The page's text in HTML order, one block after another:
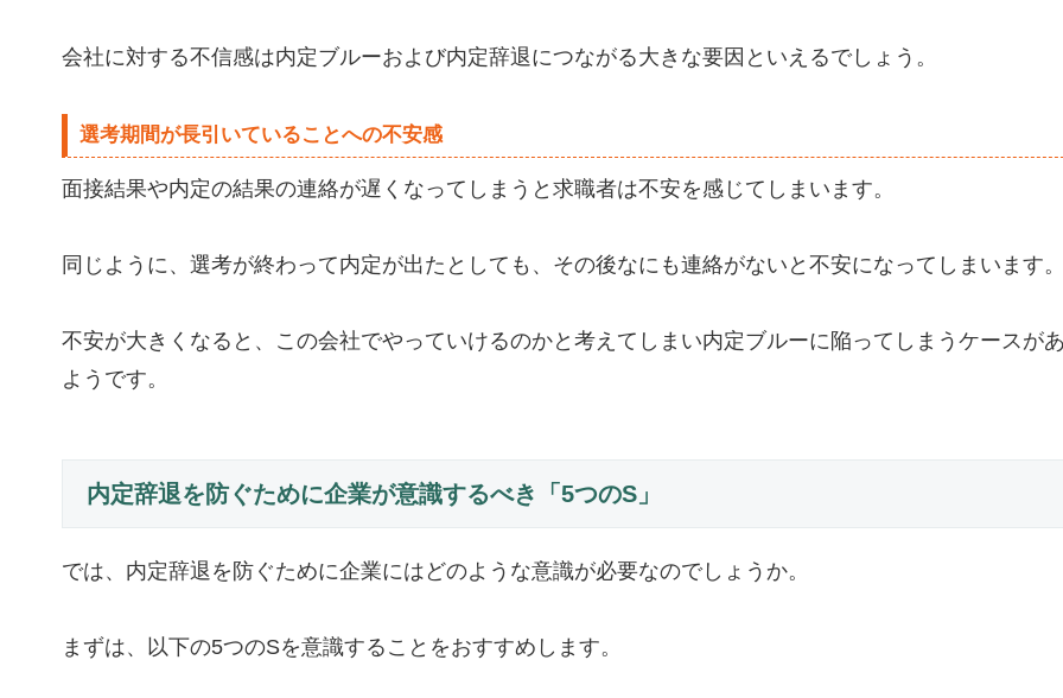
会社に対する不信感は内定ブルーおよび内定辞退につながる大きな要因といえるでしょう。
選考期間が長引いていることへの不安感
面接結果や内定の結果の連絡が遅くなってしまうと求職者は不安を感じてしまいます。
同じように、選考が終わって内定が出たとしても、その後なにも連絡がないと不安になってしまいます
不安が大きくなると、この会社でやっていけるのかと考えてしまい内定ブルーに陥ってしまうケースが
ようです。
内定辞退を防ぐために企業が意識するべき「5つのS」
では、内定辞退を防ぐために企業にはどのような意識が必要なのでしょうか。
まずは、以下の5つのSを意識することをおすすめします。